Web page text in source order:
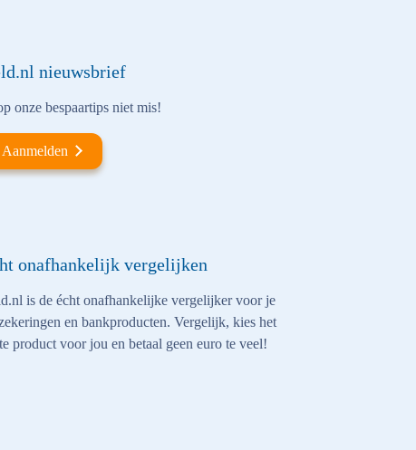
nieuwsbrief
onze bespaartips niet mis!
Aanmelden
onafhankelijk vergelijken
is de écht onafhankelijke vergelijker voor je
en bankproducten. Vergelijk, kies het
product voor jou en betaal geen euro te veel!